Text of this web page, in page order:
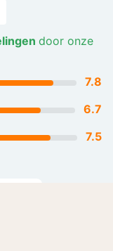
door onze
7.8
6.7
7.5